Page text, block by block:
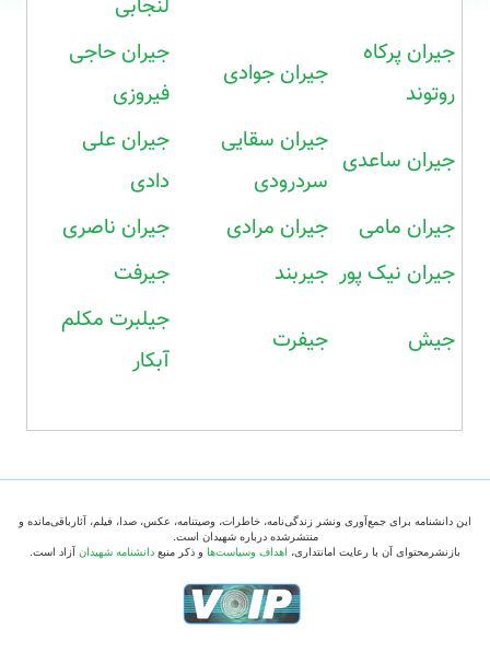
جیران پرکاه
روتوند
جیران جوادی
جیران حاجی
فیروزی
جیران ساعدی
جیران سقایی
سردرودی
جیران علی
دادی
جیران مامی
جیران مرادی
جیران ناصری
جیران نیک پور جیربند جیرفت
جیش جیفرت
جیلبرت مکلم
آبکار
این دانشنامه برای جمع‌آوری ونشر زندگی‌نامه، خاطرات، وصیتنامه، عکس، صدا، فیلم، آثارباقی‌مانده و
منتشرشده درباره شهیدان است.
بازنشرمحتوای آن با رعایت امانتداری، اهداف وسیاست‌ها و ذکر منبع دانشنامه شهیدان آزاد است.